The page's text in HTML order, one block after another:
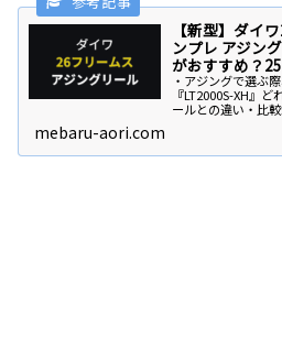
【新型】ダイ
ンプレ アジン
がおすすめ？
・アジングで選ぶ
『LT2000S-XH』
ールとの違い・比
うなの？・発売日
mebaru-aori.com